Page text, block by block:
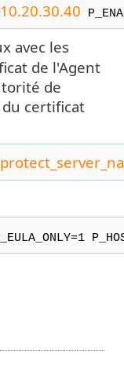
10.20.30.40
avec les
de l'Agent
de
certificat